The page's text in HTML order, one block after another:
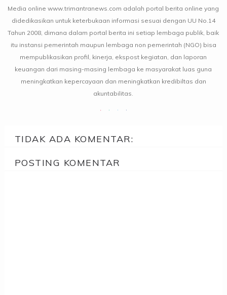
Media online www.trimantranews.com adalah portal berita online yang
didedikasikan untuk keterbukaan informasi sesuai dengan UU No.14
Tahun 2008, dimana dalam portal berita ini setiap lembaga publik, baik
itu instansi pemerintah maupun lembaga non pemerintah (NGO) bisa
mempublikasikan profil, kinerja, ekspost kegiatan, dan laporan
keuangan dari masing-masing lembaga ke masyarakat luas guna
meningkatkan kepercayaan dan meningkatkan kredibiltas dan
akuntabilitas.
TIDAK ADA KOMENTAR:
POSTING KOMENTAR